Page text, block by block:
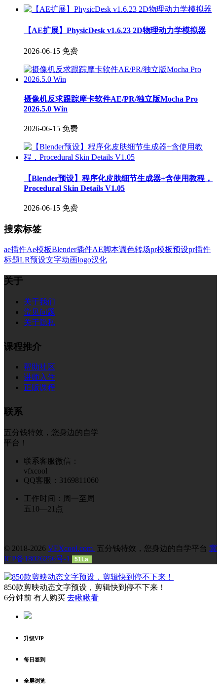
【AE扩展】PhysicDesk v1.6.23 2D物理动力学模拟器
2026-06-15 免费
摄像机反求跟踪摩卡软件AE/PR/独立版Mocha Pro
2026.5.0 Win
2026-06-15 免费
【Blender预设】程序化皮肤细节生成器+含使用教程，
Procedural Skin Details V1.05
2026-06-15 免费
搜索标签
ae插件Ae模板Blender插件AE脚本调色转场pr模板预设pr插件
标题LR预设文字动画logo汉化
关于
关于我们
常见问题
关于隐私
课程推介
帮助社区
讲师入住
正版课程
联系
五分钱特效，您身边的自学
平台！
联系客服微信：
vfxcool
QQ客服：3169811060
工作时间：周一至周
五10—21点
© 2018-2026 VFXcool.com 五分钱特效，您身边的自学平台 冀
ICP备18026256号-1
51La
850款剪映动态文字预设，剪辑快到停不下来！
6分钟前 有人购买 去瞅瞅看
升级VIP
每日签到
全屏浏览